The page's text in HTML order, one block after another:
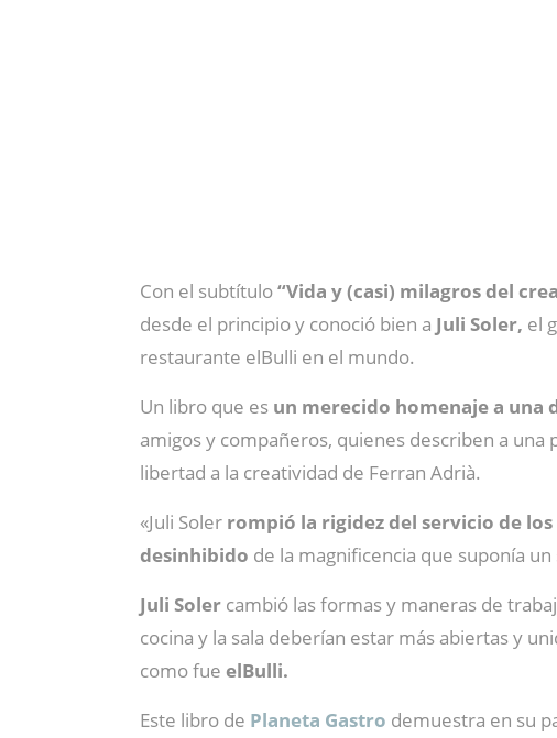
Con el subtítulo“Vida y (casi) milagros del
desde el principio y conoció bien a Juli Soler, el
restaurante elBulli en el mundo.
Un libro que es un merecido homenaje a una
amigos y compañeros, quienes describen a
libertad a la creatividad de Ferran Adrià.
«Juli Soler rompió la rigidez del servicio de
desinhibido de la magnificencia que suponía
Juli Soler cambió las formas y maneras de
cocina y la sala deberían estar más abiertas y
como fue elBulli.
Este libro de Planeta Gastro demuestra en su